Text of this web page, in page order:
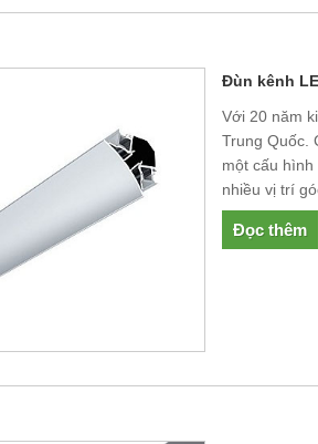
Đùn kênh
Với 20 năm
Trung Quốc.
một cấu
nhiều vị trí
Đọc thêm